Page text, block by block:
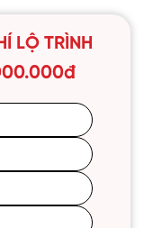
Bắc Ninh
Hòa Lạc, TP
LỘ TRÌNH